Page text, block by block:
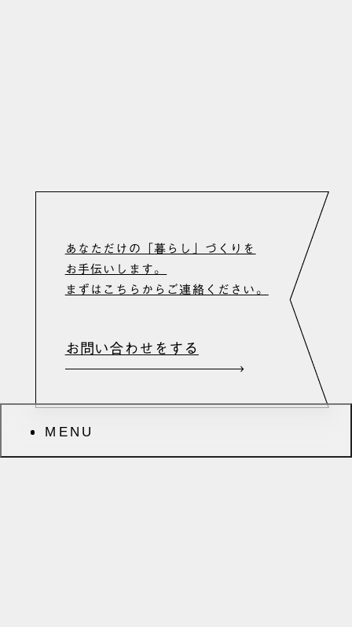
MENU
あなただけの「暮らし」づくりを
お手伝いします。
まずはこちらからご連絡ください。
お問い合わせをする
PRIVACY POLICY